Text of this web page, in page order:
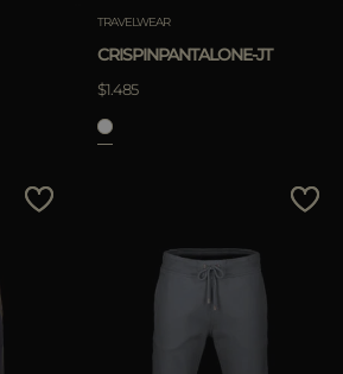
TRAVELWEAR
CRISPINPANTALONE-JT
$1.485